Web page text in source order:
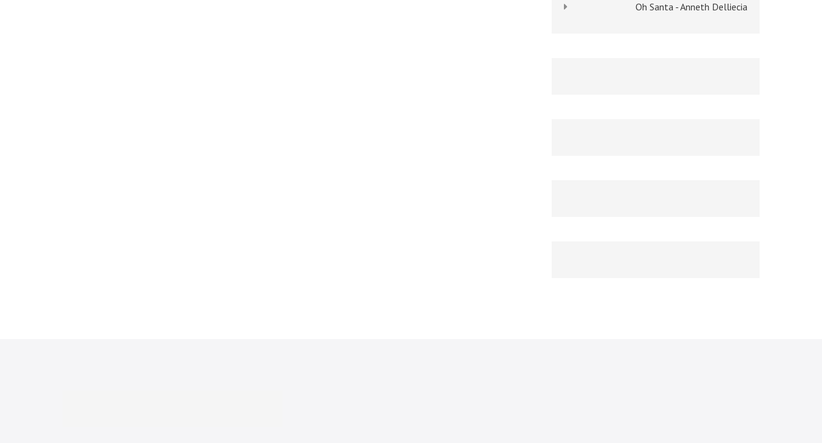
Oh Santa - Anneth Delliecia